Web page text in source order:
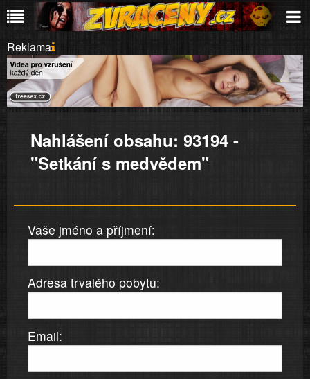
Reklama
Nahlášení obsahu: 93194 -
"Setkání s medvědem"
Vaše jméno a příjmení:
Adresa trvalého pobytu:
Email: